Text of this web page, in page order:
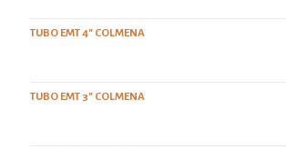
TUBO EMT 4" COLMENA
TUBO EMT 3" COLMENA